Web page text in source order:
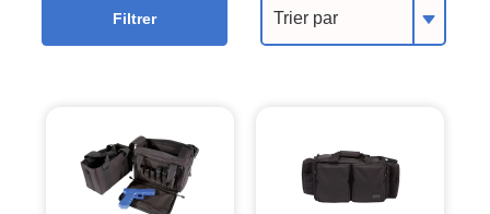
Trier par
Filtrer